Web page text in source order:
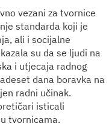
vezani za tvornice
standarda koji je
ali i socijalne
su da se ljudi na
i utjecaja radnog
dana boravka na
radni učinak.
isticali
tvornicama.